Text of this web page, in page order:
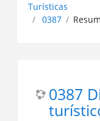
Turísticas
0387
0387